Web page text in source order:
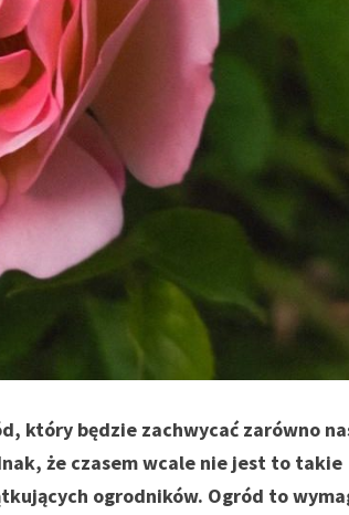
który będzie zachwycać zarówno
że czasem wcale nie jest to takie
ogrodników. Ogród to